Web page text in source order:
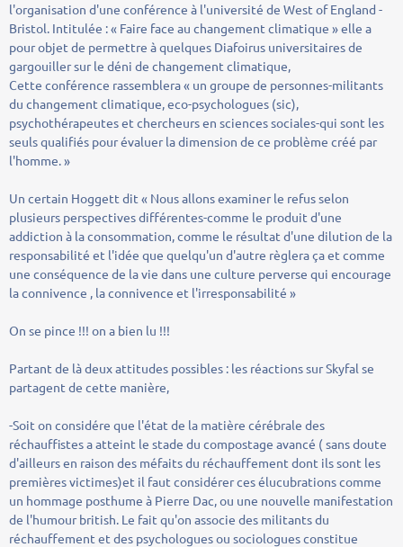
l'organisation d'une conférence à l'université de West of England -
Bristol. Intitulée : « Faire face au changement climatique » elle a
pour objet de permettre à quelques Diafoirus universitaires de
gargouiller sur le déni de changement climatique,
Cette conférence rassemblera « un groupe de personnes-militants
du changement climatique, eco-psychologues (sic),
psychothérapeutes et chercheurs en sciences sociales-qui sont les
seuls qualifiés pour évaluer la dimension de ce problème créé par
l'homme. »
Un certain Hoggett dit « Nous allons examiner le refus selon
plusieurs perspectives différentes-comme le produit d'une
addiction à la consommation, comme le résultat d'une dilution de la
responsabilité et l'idée que quelqu'un d'autre règlera ça et comme
une conséquence de la vie dans une culture perverse qui encourage
la connivence , la connivence et l'irresponsabilité »
On se pince !!! on a bien lu !!!
Partant de là deux attitudes possibles : les réactions sur Skyfal se
partagent de cette manière,
-Soit on considére que l'état de la matière cérébrale des
réchauffistes a atteint le stade du compostage avancé ( sans doute
d'ailleurs en raison des méfaits du réchauffement dont ils sont les
premières victimes)et il faut considérer ces élucubrations comme
un hommage posthume à Pierre Dac, ou une nouvelle manifestation
de l'humour british. Le fait qu'on associe des militants du
réchauffement et des psychologues ou sociologues constitue